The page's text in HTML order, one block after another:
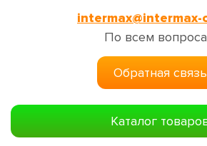
intermax@intermax-
По всем
Обратная связь
Каталог